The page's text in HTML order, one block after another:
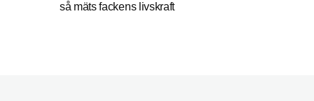
så mäts fackens livskraft